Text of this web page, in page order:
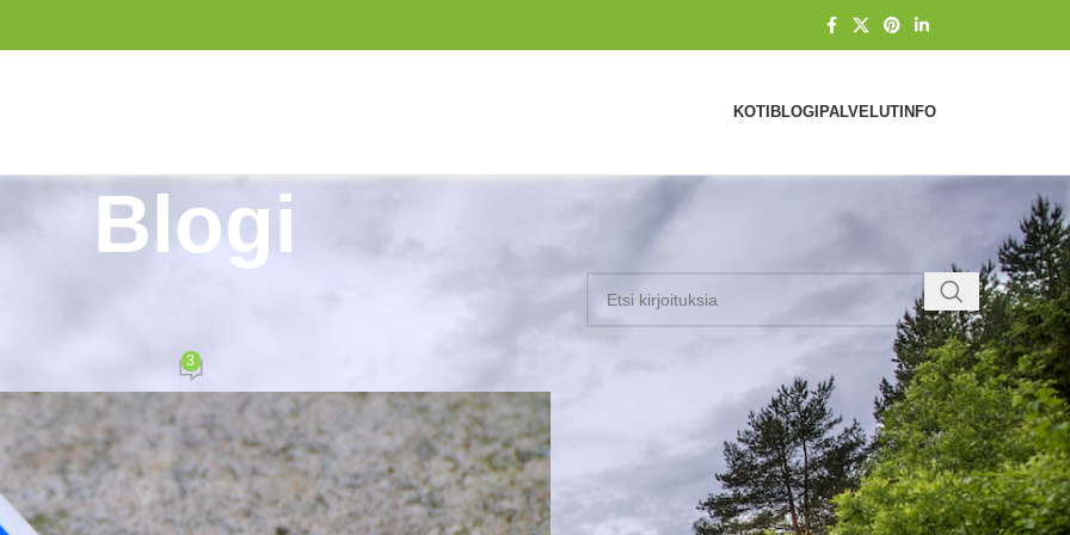
KOTI BLOGI PALVELUT INFO
Blogi
STYLE PS!
3